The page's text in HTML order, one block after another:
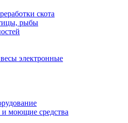
скота
рыбы
электронные
моющие средства